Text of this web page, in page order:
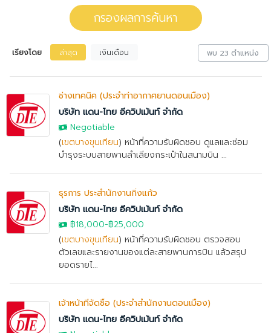
งาน เขตบางขุนเทียน ให้กับคุณ สนใจตำแหน่งงานไหน ให้คลิกดูรายละเอียด
ของตำแหน่งงานนั้นๆได้เลย หรือคุณสามารถปรับการกรองผลการค้นหาได้อีก
กรองผลการค้นหา
เรียงโดย ล่าสุด เงินเดือน พบ 23 ตำแหน่ง
ช่างเทคนิค (ประจำท่าอากาศยานดอนเมือง)
บริษัท แดน-ไทย อีควิปเม้นท์ จำกัด
Negotiable
(เขตบางขุนเทียน) หน้าที่ความรับผิดชอบ ดูแลและซ่อม
บำรุงระบบสายพานลำเลียงกระเป๋าในสนามบิน ...
ธุรการ ประสำนักงานกิ่งแก้ว
บริษัท แดน-ไทย อีควิปเม้นท์ จำกัด
฿18,000-฿25,000
(เขตบางขุนเทียน) หน้าที่ความรับผิดชอบ ตรวจสอบ
ตัวเลขและรายงานของแต่ละสายพานการบิน แล้วสรุป
ยอดรายไ...
เจ้าหน้าที่จัดซื้อ (ประจำสำนักงานดอนเมือง)
บริษัท แดน-ไทย อีควิปเม้นท์ จำกัด